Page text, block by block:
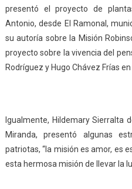
presentó el proyecto de
Antonio, desde El Ramonal,
su autoría sobre la Misión
proyecto sobre la vivencia del
Rodríguez y Hugo Chávez Frías
Igualmente, Hildemary Sierralta
Miranda, presentó algunas
patriotas, “la misión es amor, es
esta hermosa misión de llevar la